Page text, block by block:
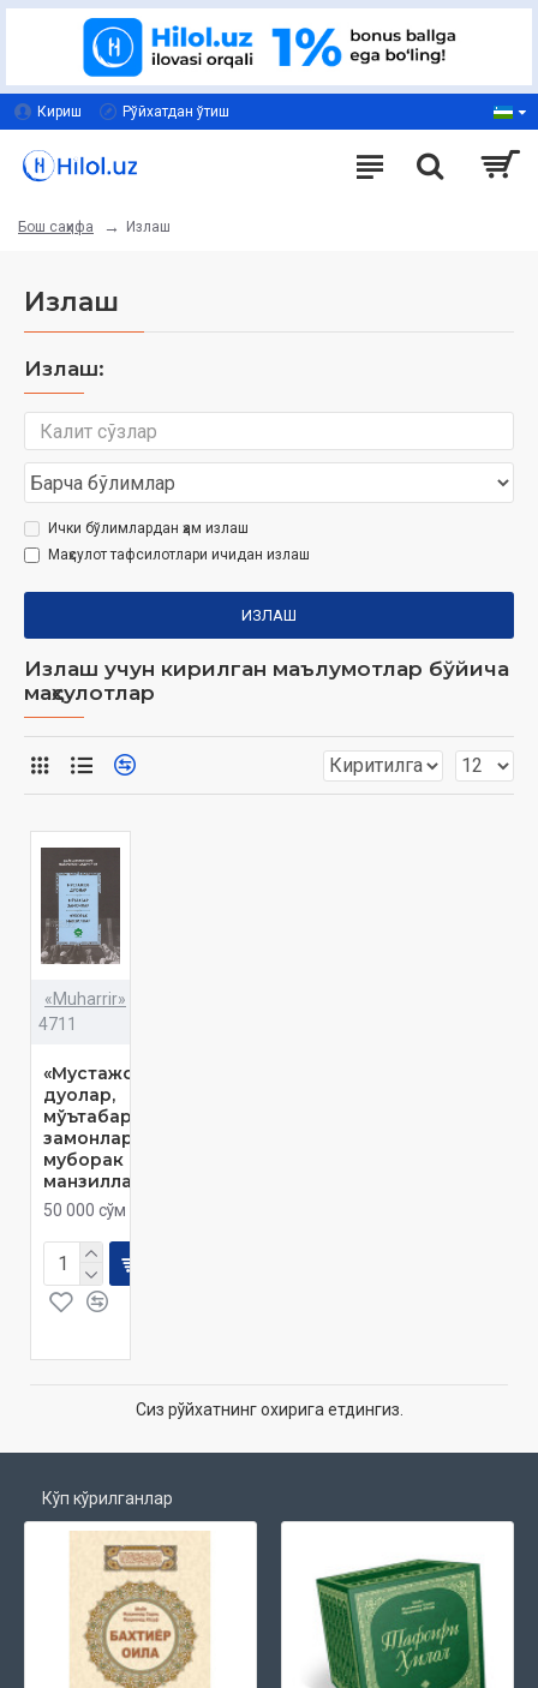
Кириш Рўйхатдан ўтиш
Бош саҳифа Излаш
Излаш
Излаш:
Ички бўлимлардан ҳам излаш
Маҳсулот тафсилотлари ичидан излаш
ИЗЛАШ
Излаш учун кирилган маълумотлар бўйича
маҳсулотлар
«Muharrir»
4711
«Мустажоб
дуолар,
мўътабар
замонлар,
муборак
манзиллар»
50 000 сўм
Сиз рўйхатнинг охирига етдингиз.
Кўп кўрилганлар